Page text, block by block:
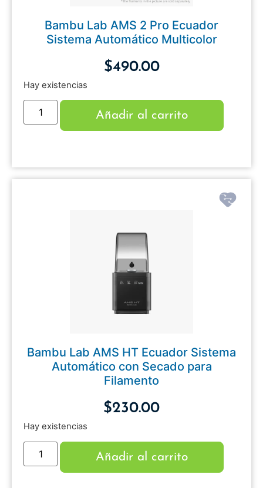
Bambu Lab AMS 2 Pro Ecuador
Sistema Automático Multicolor
$490.00
Hay existencias
Añadir al carrito
Bambu Lab AMS HT Ecuador Sistema
Automático con Secado para
Filamento
$230.00
Hay existencias
Añadir al carrito